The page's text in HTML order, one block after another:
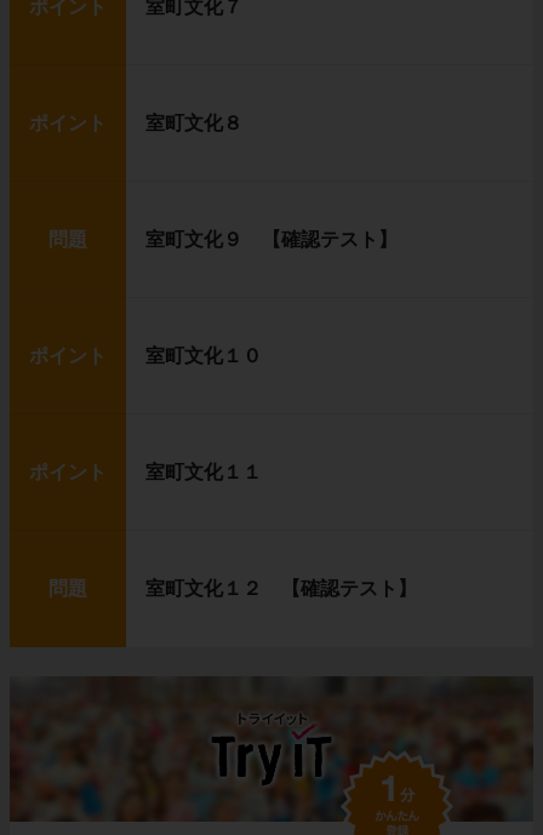
ポイント 室町文化７
ポイント 室町文化８
問題 室町文化９ 【確認テスト】
ポイント 室町文化１０
ポイント 室町文化１１
問題 室町文化１２ 【確認テスト】